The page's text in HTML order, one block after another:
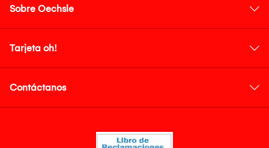
Sobre Oechsle
Tarjeta oh!
Contáctanos